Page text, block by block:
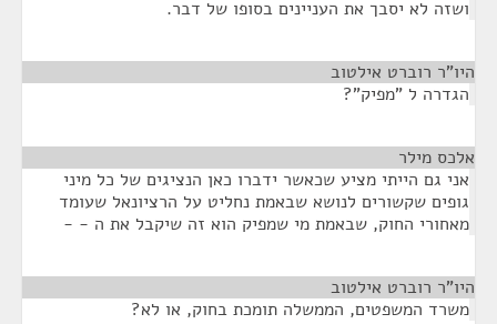
ושזה לא יסבך את העניינים בסופו של דבר.
היו"ר רוברט אילטוב
הגדרה ל "מפיק"?
אלכס מילר
אני גם הייתי מציע שכאשר ידברו כאן הנציגים של כל מיני
גופים שקשורים לנושא שבאמת נחליט על הרציונאל שעומד
מאחורי החוק, שבאמת מי שמפיק הוא זה שיקבל את ה - -
היו"ר רוברט אילטוב
משרד המשפטים, הממשלה תומכת בחוק, או לא?